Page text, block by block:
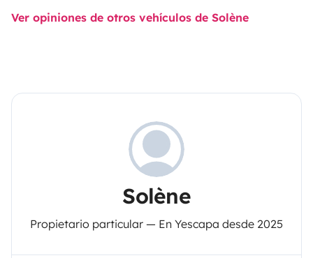
Ver opiniones de otros vehículos de Solène
Solène
Propietario particular — En Yescapa desde 2025